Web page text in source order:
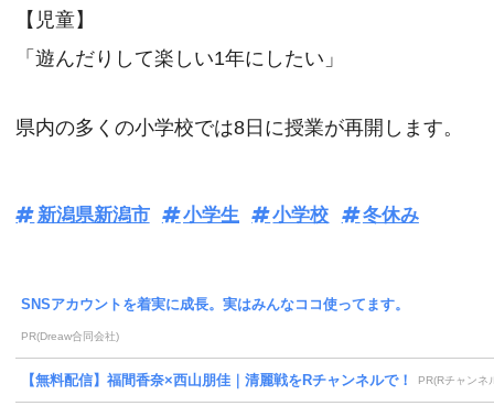
【児童】
「遊んだりして楽しい1年にしたい」
県内の多くの小学校では8日に授業が再開します。
新潟県新潟市 小学生 小学校 冬休み
SNSアカウントを着実に成長。実はみんなココ使ってます。
PR(Dreaw合同会社)
【無料配信】福間香奈×西山朋佳｜清麗戦をRチャンネルで！ PR(Rチャンネ